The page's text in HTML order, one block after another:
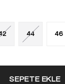
44 46
SEPETE EKLE